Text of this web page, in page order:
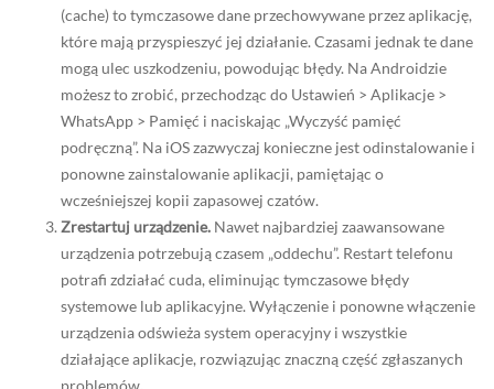
(cache) to tymczasowe dane przechowywane przez aplikację,
które mają przyspieszyć jej działanie. Czasami jednak te dane
mogą ulec uszkodzeniu, powodując błędy. Na Androidzie
możesz to zrobić, przechodząc do Ustawień > Aplikacje >
WhatsApp > Pamięć i naciskając „Wyczyść pamięć
podręczną”. Na iOS zazwyczaj konieczne jest odinstalowanie i
ponowne zainstalowanie aplikacji, pamiętając o
wcześniejszej kopii zapasowej czatów.
Zrestartuj urządzenie. Nawet najbardziej zaawansowane
urządzenia potrzebują czasem „oddechu”. Restart telefonu
potrafi zdziałać cuda, eliminując tymczasowe błędy
systemowe lub aplikacyjne. Wyłączenie i ponowne włączenie
urządzenia odświeża system operacyjny i wszystkie
działające aplikacje, rozwiązując znaczną część zgłaszanych
problemów.